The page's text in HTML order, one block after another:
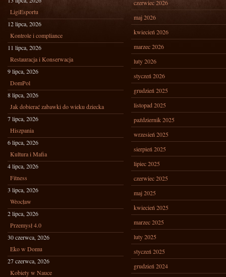
LigiEsportu
12 lipca, 2026
Kontrole i compliance
11 lipca, 2026
Restauracja i Konserwacja
9 lipca, 2026
DomPol
8 lipca, 2026
Jak dobierać zabawki do wieku dziecka
7 lipca, 2026
Hiszpania
6 lipca, 2026
Kultura i Mafia
4 lipca, 2026
Fitness
3 lipca, 2026
Wrocław
2 lipca, 2026
Przemysł 4.0
30 czerwca, 2026
Eko w Domu
27 czerwca, 2026
Kobiety w Nauce
czerwiec 2026
maj 2026
kwiecień 2026
marzec 2026
luty 2026
styczeń 2026
grudzień 2025
listopad 2025
październik 2025
wrzesień 2025
sierpień 2025
lipiec 2025
czerwiec 2025
maj 2025
kwiecień 2025
marzec 2025
luty 2025
styczeń 2025
grudzień 2024